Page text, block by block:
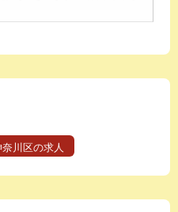
川区の求人